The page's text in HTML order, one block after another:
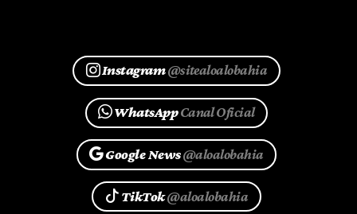
Instagram@sitealoalobahia
WhatsAppCanal Oficial
Google News@aloalobahia
TikTok@aloalobahia